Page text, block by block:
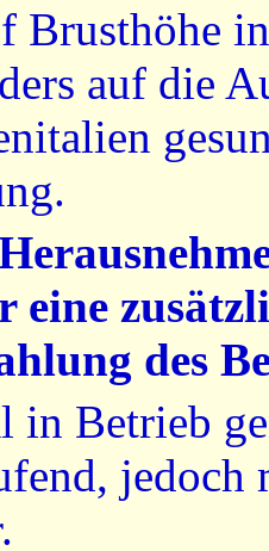
Brusthöhe
auf die
eine
des
in Betrieb
jedoch